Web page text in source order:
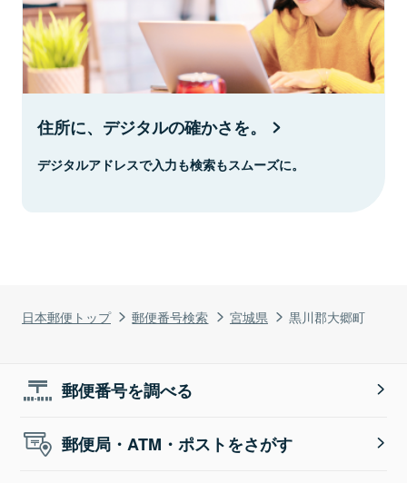
日本郵便トップ 郵便番号検索 宮城県 黒川郡大郷町
住所に、デジタルの確かさを。
デジタルアドレスで入力も検索もスムーズに。
郵便番号を調べる
郵便局・ATM・ポストをさがす